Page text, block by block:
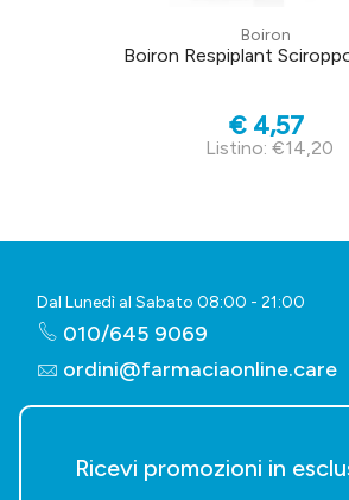
Boiron
Boiron Respiplant
€ 4,57
Listino: €14,20
Dal Lunedì al Sabato 08:00 - 21:00
010/645 9069
ordini@farmaciaonline.care
Ricevi promozioni in